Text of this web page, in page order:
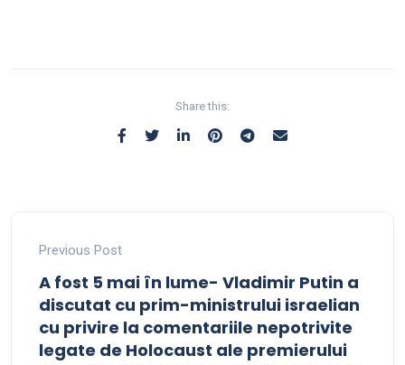
Share this:
Previous Post
A fost 5 mai în lume- Vladimir Putin a
discutat cu prim-ministrului israelian
cu privire la comentariile nepotrivite
legate de Holocaust ale premierului